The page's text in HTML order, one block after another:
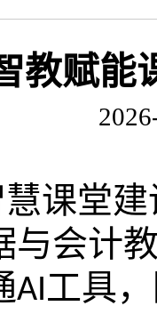
教赋能
课堂
与会计
AI工具